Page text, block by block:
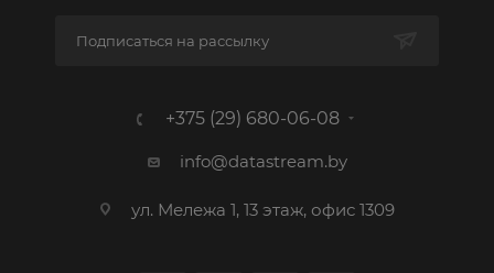
Подписаться на рассылку
+375 (29) 680-06-08
info@datastream.by
ул. Мележа 1, 13 этаж, офис 1309